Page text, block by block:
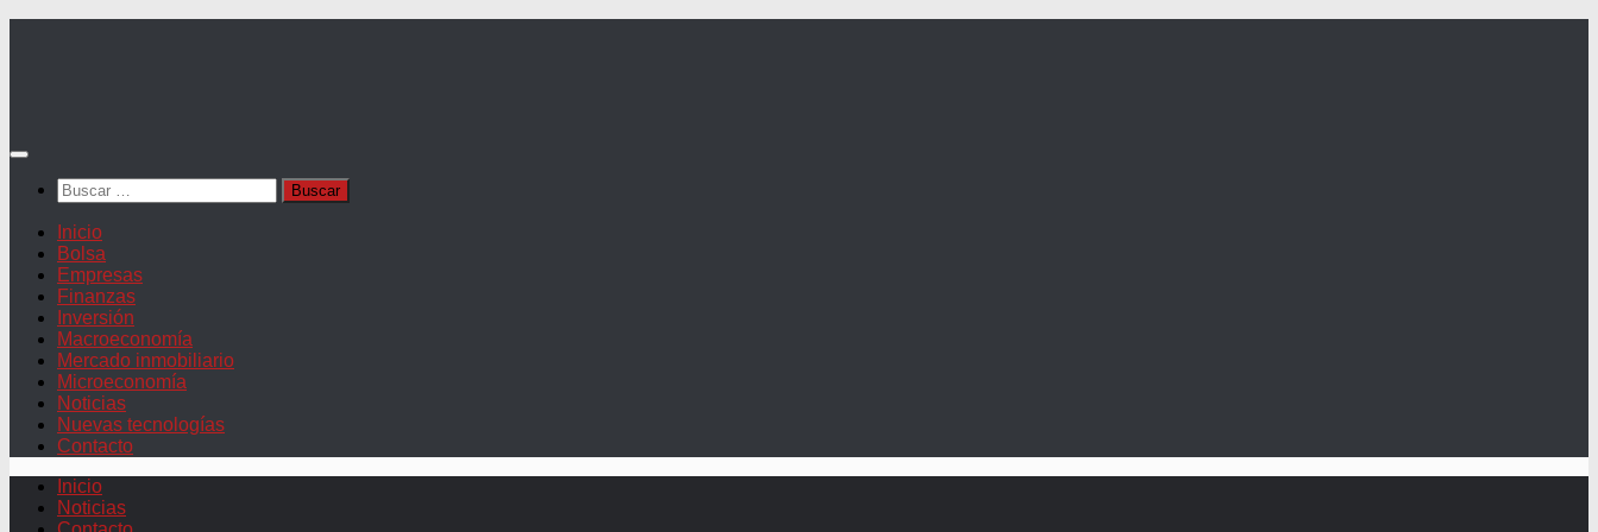
Buscar:
Inicio
Bolsa
Empresas
Finanzas
Inversión
Macroeconomía
Mercado inmobiliario
Microeconomía
Noticias
Nuevas tecnologías
Contacto
Inicio
Noticias